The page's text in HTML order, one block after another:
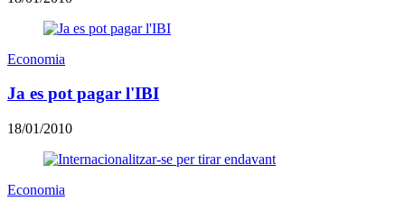
Economia
Ja es pot pagar l'IBI
18/01/2010
Economia